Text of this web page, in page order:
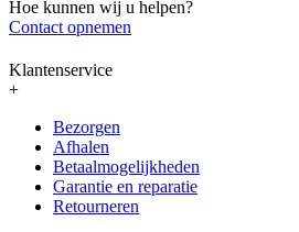
Hoe kunnen wij u helpen?
Contact opnemen
Klantenservice
+
Bezorgen
Afhalen
Betaalmogelijkheden
Garantie en reparatie
Retourneren